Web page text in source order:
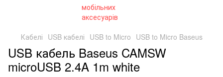
Кабелі USB кабелі USB to Micro USB to Micro Baseus
USB кабель Baseus CAMSW
microUSB 2.4A 1m white